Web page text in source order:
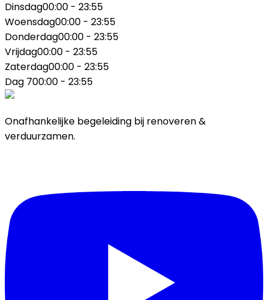
Dinsdag00:00 - 23:55
Woensdag00:00 - 23:55
Donderdag00:00 - 23:55
Vrijdag00:00 - 23:55
Zaterdag00:00 - 23:55
Dag 700:00 - 23:55
Onafhankelijke begeleiding bij renoveren &
verduurzamen.